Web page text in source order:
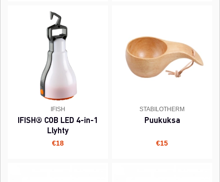
IFISH
IFISH® COB LED 4-in-1
Llyhty
€18
STABILOTHERM
Puukuksa
€15